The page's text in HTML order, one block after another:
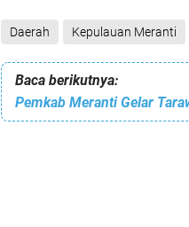
Daerah Kepulauan Meranti
Baca berikutnya:
Pemkab Meranti Gelar